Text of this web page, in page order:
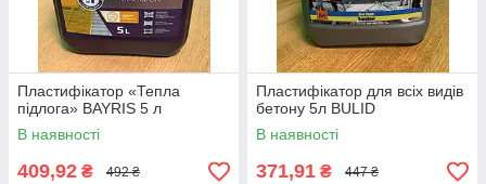
Пластифікатор «Тепла
підлога» BAYRIS 5 л
В наявності
409,92 ₴ 492 ₴
Пластифікатор для всіх видів
бетону 5л BULID
В наявності
371,91 ₴ 447 ₴